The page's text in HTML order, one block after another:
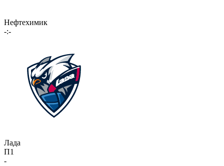
Нефтехимик
-:-
Лада
П1
-